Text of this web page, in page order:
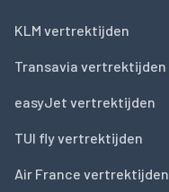
KLM vertrektijden
Transavia vertrektijden
easyJet vertrektijden
TUI fly vertrektijden
Air France vertrektijden